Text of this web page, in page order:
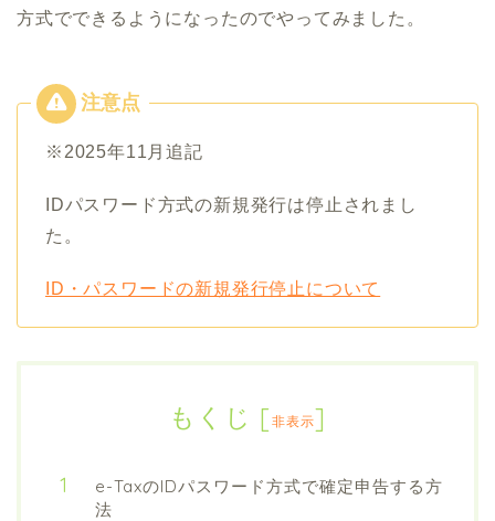
方式でできるようになったのでやってみました。
※2025年11月追記
IDパスワード方式の新規発行は停止されまし
た。
ID・パスワードの新規発行停止について
もくじ [非表示]
e-TaxのIDパスワード方式で確定申告する方
法